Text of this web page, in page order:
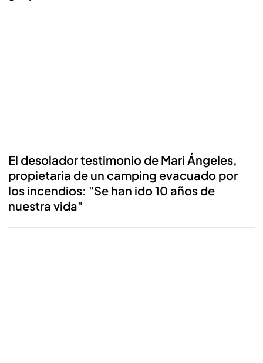
El desolador testimonio de Mari Ángeles,
propietaria de un camping evacuado por
los incendios: "Se han ido 10 años de
nuestra vida"